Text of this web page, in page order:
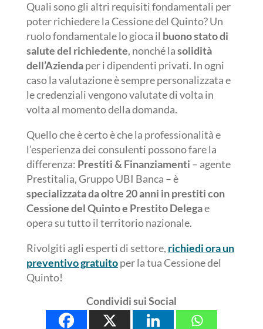
Quali sono gli altri requisiti fondamentali per
poter richiedere la Cessione del Quinto? Un
ruolo fondamentale lo gioca il buono stato di
salute del richiedente, nonché lasolidità
dell’Aziendaper i dipendenti privati. In ogni
caso la valutazione è sempre personalizzata e
le credenziali vengono valutate di volta in
volta al momento della domanda.
Quello che è certo è che la professionalità e
l’esperienza dei consulenti possono fare la
differenza: Prestiti & Finanziamenti – agente
Prestitalia, Gruppo UBI Banca – è
specializzata da oltre 20 anni in prestiti con
Cessione del Quinto e Prestito Delegae
opera su tutto il territorio nazionale.
Rivolgiti agli esperti di settore, richiedi ora un
preventivo gratuitoper la tua Cessione del
Quinto!
Condividi sui Social